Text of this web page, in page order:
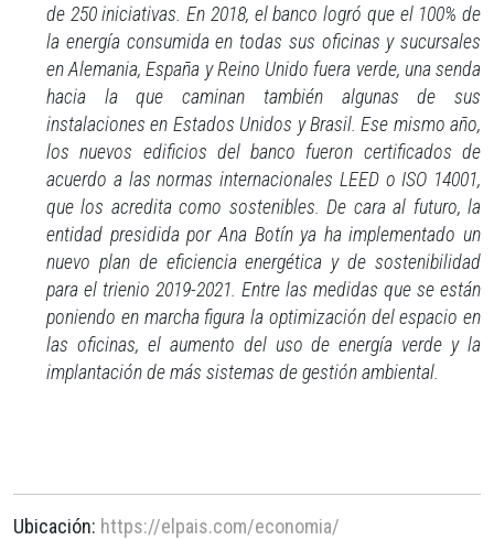
de 250 iniciativas. En 2018, el banco logró que el 100% de
la energía consumida en todas sus oficinas y sucursales
en Alemania, España y Reino Unido fuera verde, una senda
hacia la que caminan también algunas de sus
instalaciones en Estados Unidos y Brasil. Ese mismo año,
los nuevos edificios del banco fueron certificados de
acuerdo a las normas internacionales LEED o ISO 14001,
que los acredita como sostenibles. De cara al futuro, la
entidad presidida por Ana Botín ya ha implementado un
nuevo plan de eficiencia energética y de sostenibilidad
para el trienio 2019-2021. Entre las medidas que se están
poniendo en marcha figura la optimización del espacio en
las oficinas, el aumento del uso de energía verde y la
implantación de más sistemas de gestión ambiental.
Ubicación: https://elpais.com/economia/